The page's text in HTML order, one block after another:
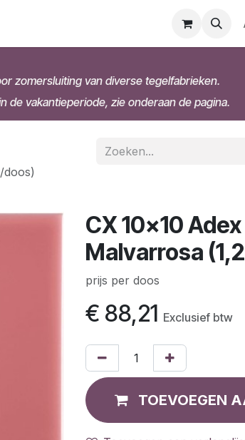
zomersluiting van diverse tegelfabrieken.
de vakantieperiode, zie onderaan de pagina.
doos)
CX 10x10
Malvarrosa
prijs per doos
€ 88,21 Exclusief btw
TOEVOEGEN